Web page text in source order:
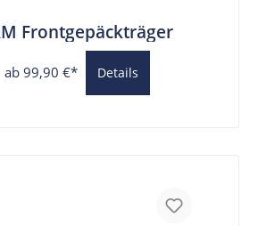
Frontgepäckträger
ab 99,90 €* Details